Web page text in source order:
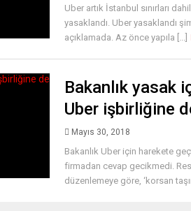
Uber artık İstanbul sınırları
yasaklandı. Uber yasaklandı
açıklamada. Az önce yapıla [...]
Bakanlık yasak
Uber işbirliğine
Mayıs 30, 2018
Bakanlık Uber için harekete
firmadan cevap gecikmedi.
düzenlemeye göre, ‘korsan